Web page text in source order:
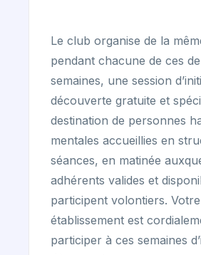
Le club organise de la
pendant chacune de ces
semaines, une session
découverte gratuite et
destination de personnes
mentales accueillies en
séances, en matinée
adhérents valides et
participent volontiers. Votre
établissement est
participer à ces semaines